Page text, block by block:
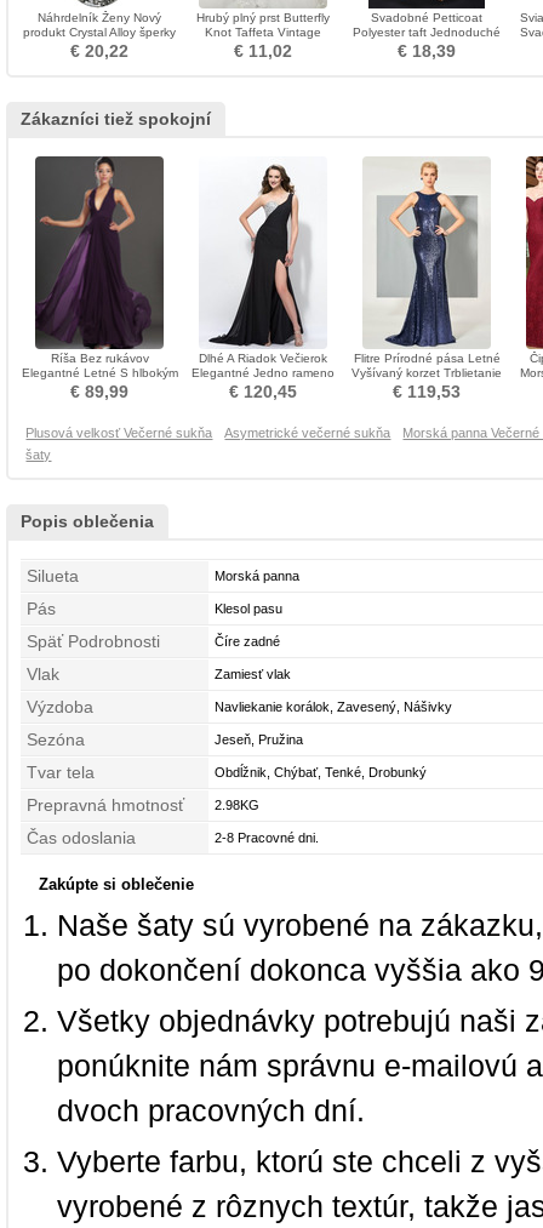
Náhrdelník Ženy Nový
produkt Crystal Alloy šperky
Retro náhrdelník
€ 20,22
Hrubý plný prst Butterfly
Knot Taffeta Vintage
svadobné rukavice
€ 11,02
Svadobné Petticoat
Polyester taft Jednoduché
Tri ráfiky Kompletné šaty
€ 18,39
Zákazníci tiež spokojní
Ríša Bez rukávov
Elegantné Letné S hlbokým
výstrihom Večerné šaty
€ 89,99
Dlhé A Riadok Večierok
Elegantné Jedno rameno
Prírodné pása Večerné šaty
€ 120,45
Flitre Prírodné pása Letné
Vyšívaný korzet Trblietanie
Večerné šaty
€ 119,53
Plusová velkosť Večerné sukňa Asymetrické večerné sukňa
Morská panna
šaty
Popis oblečenia
Silueta Morská panna
Pás Klesol pasu
Späť Podrobnosti Číre zadné
Vlak Zamiesť vlak
Výzdoba Navliekanie korálok, Zavesený, Nášivky
Sezóna Jeseň, Pružina
Tvar tela Obdĺžnik, Chýbať, Tenké, Drobunký
Prepravná hmotnosť 2.98KG
Čas odoslania 2-8 Pracovné dni.
Zakúpte si oblečenie
Naše šaty sú vyrobené na
po dokončení dokonca vyššia ako
Všetky objednávky potrebujú naši
ponúknite nám správnu e-mailovú
dvoch pracovných dní.
Vyberte farbu, ktorú ste chceli z
vyrobené z rôznych textúr, takže